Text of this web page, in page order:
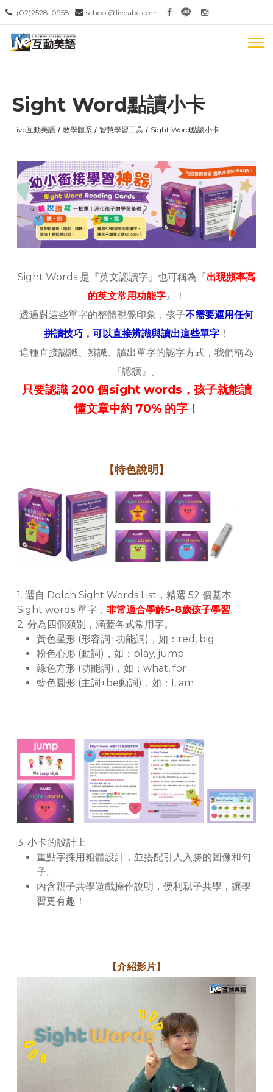
(02)2528-0958 school@liveabc.com
Sight Word點讀小卡
Live互動美語 教學體系 智慧學習工具 Sight Word點讀小卡
Sight Words 是『英文認讀字』也可稱為『出現頻率高
的英文常用功能字』！
透過對這些單字的整體視覺印象，孩子不需要運用任何
拼讀技巧，可以直接辨識與讀出這些單字 ！
這種直接認識、辨識、讀出單字的認字方式，我們稱為
『認讀』。
只要認識 200 個sight words，孩子就能讀
懂文章中約 70% 的字！
【特色說明】
1. 選自 Dolch Sight Words List，精選 52 個基本
Sight words 單字， 非常適合學齡5-8歲孩子學習。
2. 分為四個類別，涵蓋各式常用字。
黃色星形 (形容詞+功能詞)，如：red, big
粉色心形 (動詞)，如：play, jump
綠色方形 (功能詞)，如：what, for
藍色圓形 (主詞+be動詞)，如：I, am
3. 小卡的設計上
重點字採用粗體設計，並搭配引人入勝的圖像和句
子。
內含親子共學遊戲操作說明，便利親子共學，讓學
習更有趣！
【介紹影片】